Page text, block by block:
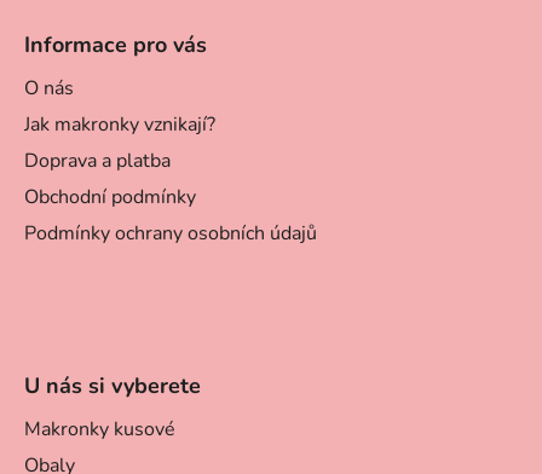
Informace pro vás
O nás
Jak makronky vznikají?
Doprava a platba
Obchodní podmínky
Podmínky ochrany osobních údajů
U nás si vyberete
Makronky kusové
Obaly